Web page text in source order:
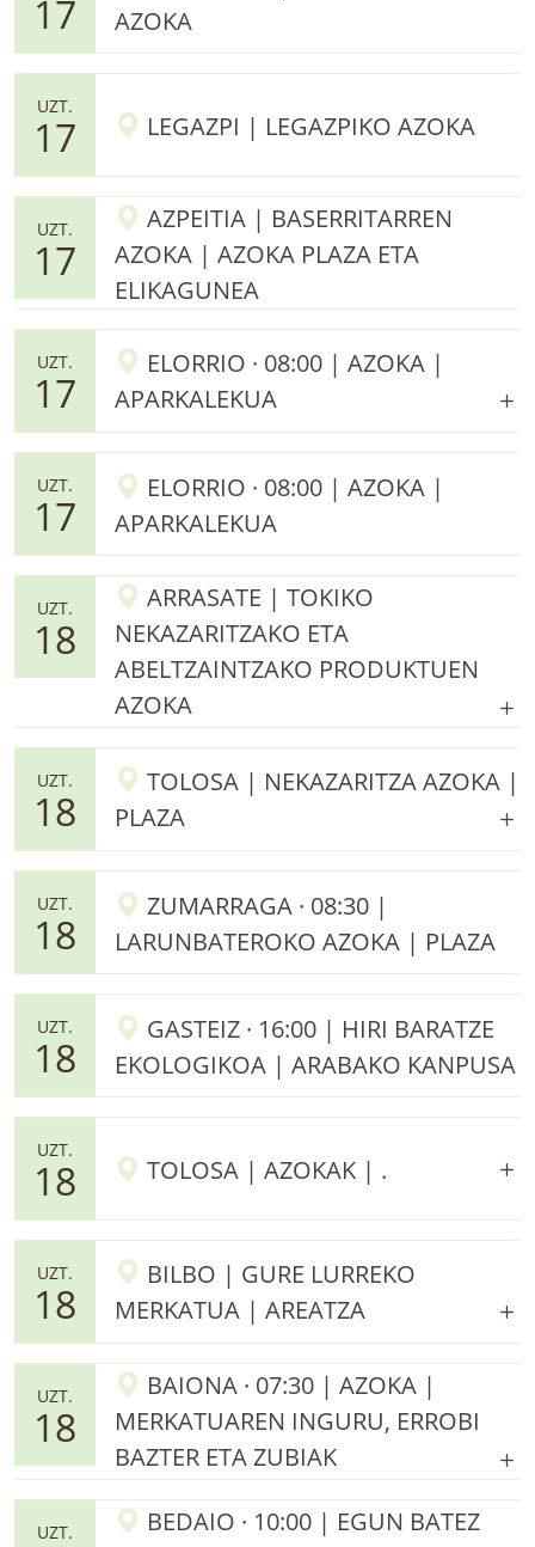
17
AZOKA
UZT.
17 LEGAZPI | LEGAZPIKO AZOKA
UZT.
17
AZPEITIA | BASERRITARREN
AZOKA | AZOKA PLAZA ETA
ELIKAGUNEA
UZT.
17
ELORRIO · 08:00 | AZOKA |
APARKALEKUA
UZT.
17
ELORRIO · 08:00 | AZOKA |
APARKALEKUA
UZT.
18
ARRASATE | TOKIKO
NEKAZARITZAKO ETA
ABELTZAINTZAKO PRODUKTUEN
AZOKA
UZT.
18
TOLOSA | NEKAZARITZA AZOKA |
PLAZA
UZT.
18
ZUMARRAGA · 08:30 |
LARUNBATEROKO AZOKA | PLAZA
UZT.
18
GASTEIZ · 16:00 | HIRI BARATZE
EKOLOGIKOA | ARABAKO KANPUSA
UZT.
18 TOLOSA | AZOKAK | .
UZT.
18
BILBO | GURE LURREKO
MERKATUA | AREATZA
UZT.
18
BAIONA · 07:30 | AZOKA |
MERKATUAREN INGURU, ERROBI
BAZTER ETA ZUBIAK
UZT.
BEDAIO · 10:00 | EGUN BATEZ